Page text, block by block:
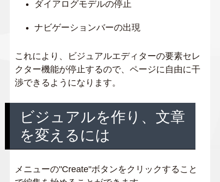
ダイアログモデルの停止
ナビゲーションバーの出現
これにより、ビジュアルエディターの要素セレ
クター機能が停止するので、ページに自由に干
渉できるようになります。
ビジュアルを作り、文章
を変えるには
メニューの"Create"ボタンをクリックすること